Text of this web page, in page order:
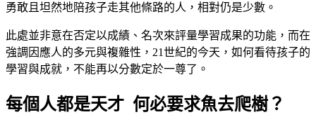
勇敢且坦然地陪孩子走其他條路的人，相對仍是少數。
此處並非意在否定以成績、名次來評量學習成果的功能，而在
強調因應人的多元與複雜性，21世紀的今天，如何看待孩子的
學習與成就，不能再以分數定於一尊了。
每個人都是天才 何必要求魚去爬樹？